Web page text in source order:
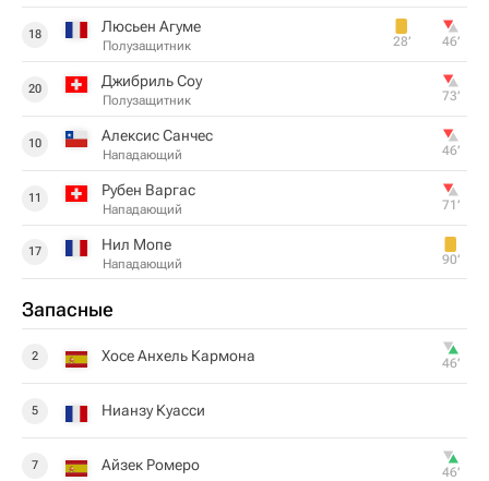
18 Люсьен Агуме
Полузащитник 28‎’‎ 46‎’‎
20 Джибриль Соу
Полузащитник 73‎’‎
10 Алексис Санчес
Нападающий 46‎’‎
11 Рубен Варгас
Нападающий 71‎’‎
17 Нил Мопе
Нападающий 90‎’‎
Запасные
2 Хосе Анхель Кармона 46‎’‎
5 Нианзу Куасси
7 Айзек Ромеро 46‎’‎